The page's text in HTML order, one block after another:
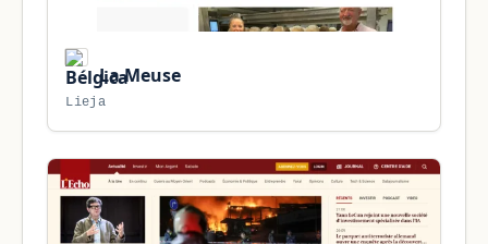
La Meuse
Lieja